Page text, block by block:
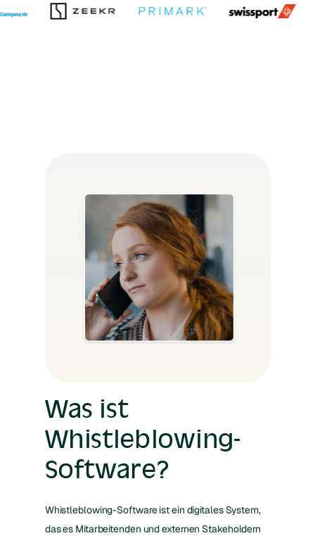
Was ist
Whistleblowing-
Software?
Whistleblowing-Software ist ein digitales System,
das es Mitarbeitenden und externen Stakeholdern